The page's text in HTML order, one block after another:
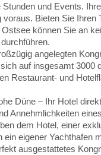
und Events.
Bieten Sie Ihren
können Sie an
angelegten
auf insgesamt 3000
Restaurant- und
Düne – Ihr Hotel
Annehmlichkeiten
dem Hotel, einer
ein eigener Yachthafen
ausgestattetes